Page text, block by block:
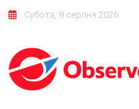
Субота, 8 серпня 2026